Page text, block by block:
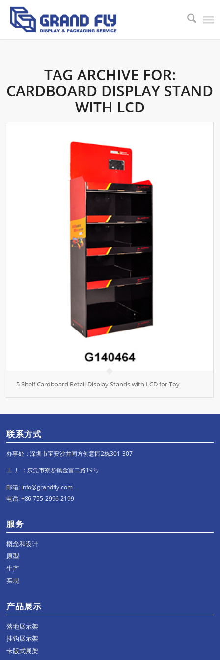
TAG ARCHIVE FOR:
CARDBOARD DISPLAY STAND
WITH LCD
5 Shelf Cardboard Retail Display Stands with LCD for Toy
联系方式
办事处：深圳市宝安沙井同方创意园2栋301-307
工 厂：东莞市寮步镇金富二路19号
邮箱: info@grandfly.com
电话: +86 755-2996 2199
服务
概念和设计
原型
生产
实现
产品展示
落地展示架
挂钩展示架
卡版式展架